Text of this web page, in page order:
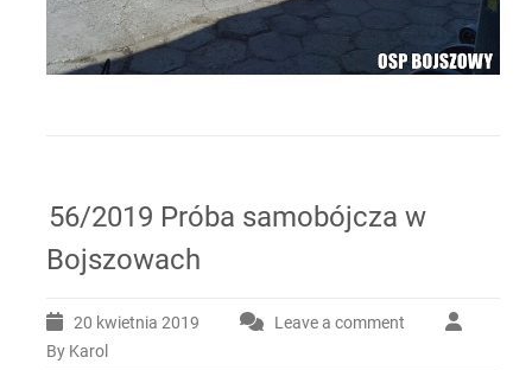
56/2019 Próba samobójcza w
Bojszowach
20 kwietnia 2019
Leave a comment
By Karol